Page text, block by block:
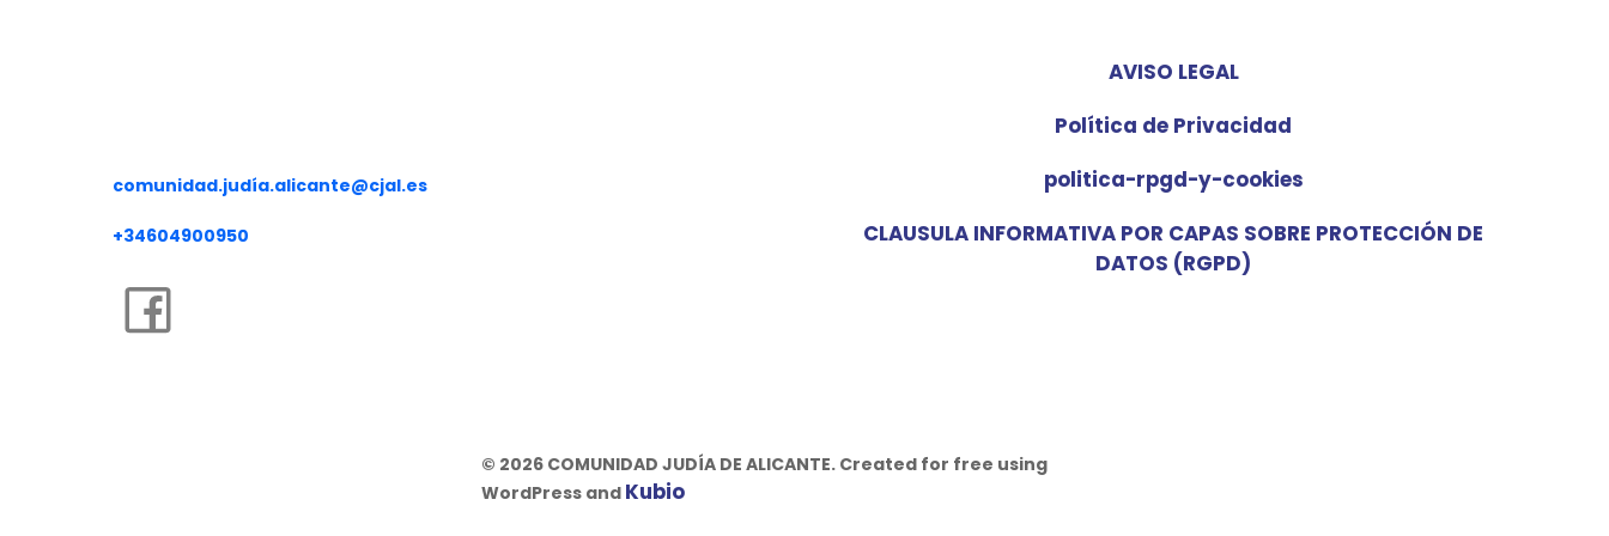
comunidad.judía.alicante@cjal.es
+34604900950
AVISO LEGAL
Política de Privacidad
politica-rpgd-y-cookies
CLAUSULA INFORMATIVA POR CAPAS SOBRE PROTECCIÓN DE
DATOS (RGPD)
© 2026 COMUNIDAD JUDÍA DE ALICANTE. Created for free using
WordPress and Kubio